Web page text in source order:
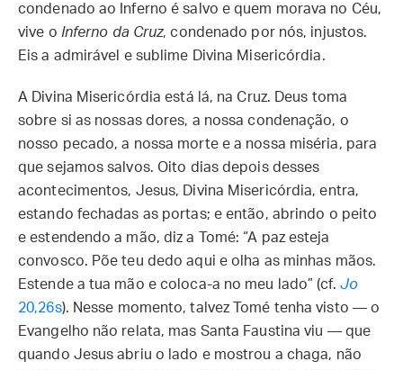
condenado ao Inferno é salvo e quem morava no Céu,
vive o Inferno da Cruz, condenado por nós, injustos.
Eis a admirável e sublime Divina Misericórdia.
A Divina Misericórdia está lá, na Cruz. Deus toma
sobre si as nossas dores, a nossa condenação, o
nosso pecado, a nossa morte e a nossa miséria, para
que sejamos salvos. Oito dias depois desses
acontecimentos, Jesus, Divina Misericórdia, entra,
estando fechadas as portas; e então, abrindo o peito
e estendendo a mão, diz a Tomé: “A paz esteja
convosco. Põe teu dedo aqui e olha as minhas mãos.
Estende a tua mão e coloca-a no meu lado” (cf. Jo
20,26s). Nesse momento, talvez Tomé tenha visto — o
Evangelho não relata, mas Santa Faustina viu — que
quando Jesus abriu o lado e mostrou a chaga, não